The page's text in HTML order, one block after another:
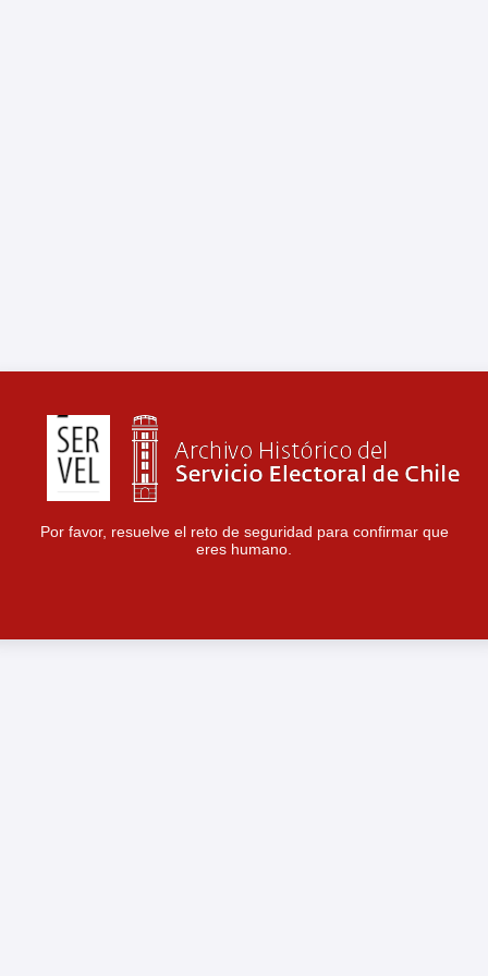
Por favor, resuelve el reto de seguridad para confirmar que
eres humano.